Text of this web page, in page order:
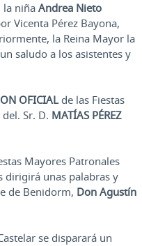
la niña Andrea Nieto
Vicenta Pérez Bayona,
la Reina Mayor la
saludo a los asistentes y
OFICIAL de las Fiestas
Sr. D. MATÍAS PÉREZ
Mayores Patronales
dirigirá unas palabras y
de Benidorm, Don Agustín
se disparará un